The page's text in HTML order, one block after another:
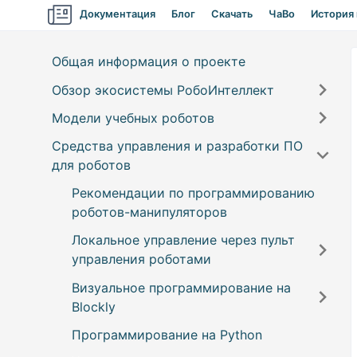
Документация Блог Скачать ЧаВо История
Общая информация о проекте
Обзор экосистемы РобоИнтеллект
Компоненты экосистемы
Модели роботов и конструкторов
Пульт управления
Robointellect SDK
Python
роботу
Модели учебных роботов
Роботы-манипуляторы
RM001 (конструктор для
самостоятельной сборки)
RM002 (учебный робот в сборе)
Кинематические схемы роботов-
манипуляторов и расчёт угла
поворота сервоприводов
Самоходные машины
Беспилотные летательные аппараты
Средства управления и разработки ПО
для роботов
Рекомендации по программированию
роботов-манипуляторов
Локальное управление через пульт
управления роботами
Установка ПО “Пульт управления
роботами манипуляторами”
ОС Windows
Настройка ПО “Пульт управления
Визуальное программирование на
Blockly
Обзор интерфейса
Программирование на Python